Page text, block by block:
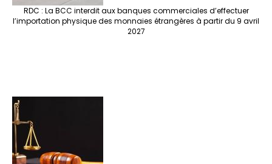
RDC : La BCC interdit aux banques commerciales d’effectuer
l’importation physique des monnaies étrangères à partir du 9 avril
2027